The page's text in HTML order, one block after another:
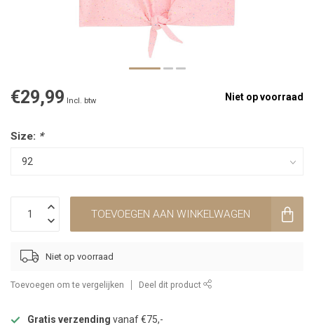
€29,99 Incl. btw Niet op voorraad
Size: *
TOEVOEGEN AAN WINKELWAGEN
Niet op voorraad
Toevoegen om te vergelijken Deel dit product
Gratis verzending vanaf €75,-